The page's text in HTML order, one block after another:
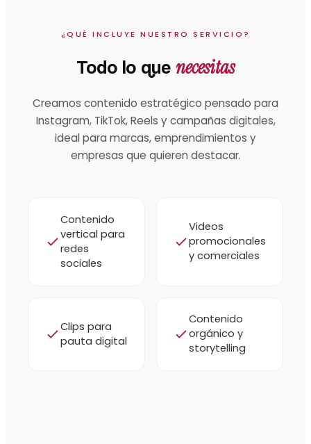
¿QUÉ INCLUYE NUESTRO SERVICIO?
Todo lo que necesitas
Creamos contenido estratégico pensado para
Instagram, TikTok, Reels y campañas digitales,
ideal para marcas, emprendimientos y
empresas que quieren destacar.
Contenido
vertical para
redes
sociales
Videos
promocionales
y comerciales
Clips para
pauta digital
Contenido
orgánico y
storytelling